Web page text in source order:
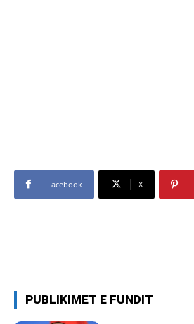
Facebook X
PUBLIKIMET E FUNDIT